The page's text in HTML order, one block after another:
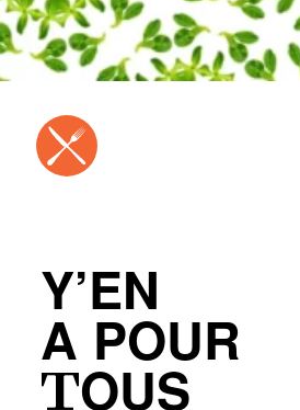
Y’EN
A POUR
TOUS